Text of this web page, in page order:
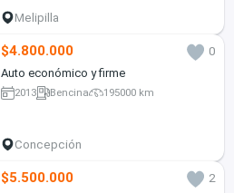
Melipilla
$4.800.000
0
Auto económico y firme
2013 Bencina 195000 km
Concepción
$5.500.000
2